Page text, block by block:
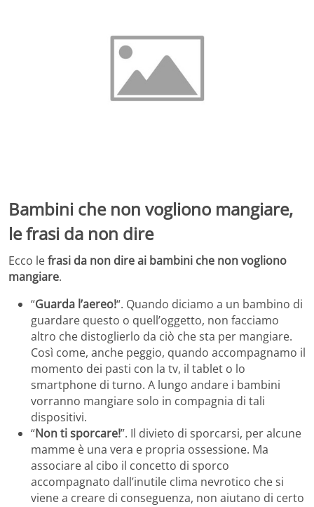
Bambini che non vogliono mangiare,
le frasi da non dire
Ecco lefrasi da non dire ai bambini che non vogliono
mangiare.
“Guarda l’aereo!“. Quando diciamo a un bambino di
guardare questo o quell’oggetto, non facciamo
altro che distoglierlo da ciò che sta per mangiare.
Così come, anche peggio, quando accompagnamo il
momento dei pasti con la tv, il tablet o lo
smartphone di turno. A lungo andare i bambini
vorranno mangiare solo in compagnia di tali
dispositivi.
“Non ti sporcare!”. Il divieto di sporcarsi, per alcune
mamme è una vera e propria ossessione. Ma
associare al cibo il concetto di sporco
accompagnato dall’inutile clima nevrotico che si
viene a creare di conseguenza, non aiutano di certo